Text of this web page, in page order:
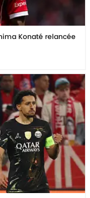
Konaté relancée